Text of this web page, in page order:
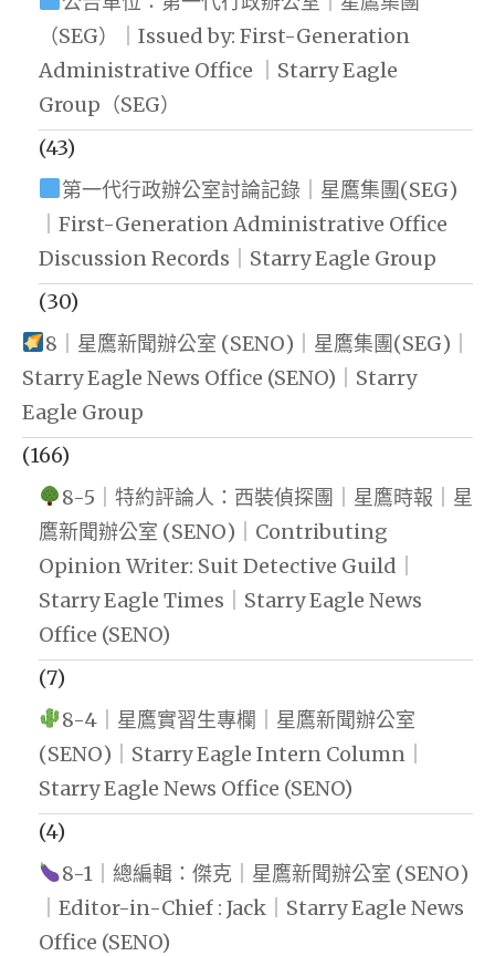
（SEG）｜Issued by: First-Generation
Administrative Office ｜Starry Eagle
Group（SEG）
(43)
第一代行政辦公室討論記錄｜星鷹集團(SEG)
｜First-Generation Administrative Office
Discussion Records｜Starry Eagle Group
(30)
8｜星鷹新聞辦公室 (SENO)｜星鷹集團(SEG)｜
Starry Eagle News Office (SENO)｜Starry
Eagle Group
(166)
8-5｜特約評論人：西裝偵探團｜星鷹時報｜星
鷹新聞辦公室 (SENO)｜Contributing
Opinion Writer: Suit Detective Guild｜
Starry Eagle Times｜Starry Eagle News
Office (SENO)
(7)
8-4｜星鷹實習生專欄｜星鷹新聞辦公室
(SENO)｜Starry Eagle Intern Column｜
Starry Eagle News Office (SENO)
(4)
8-1｜總編輯：傑克｜星鷹新聞辦公室 (SENO)
｜Editor-in-Chief : Jack｜Starry Eagle News
Office (SENO)